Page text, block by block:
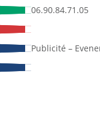
06.90.84.71.05
Publicité –